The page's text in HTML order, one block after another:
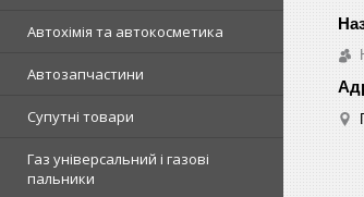
Автохімія та автокосметика
Автозапчастини
Супутні товари
Газ універсальний і газові
пальники